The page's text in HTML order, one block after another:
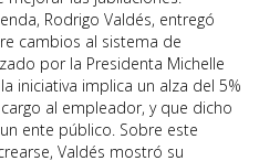
Rodrigo Valdés, entregó
cambios al sistema de
por la Presidenta Michelle
iniciativa implica un alza del 5%
al empleador, y que dicho
ente público. Sobre este
Valdés mostró su